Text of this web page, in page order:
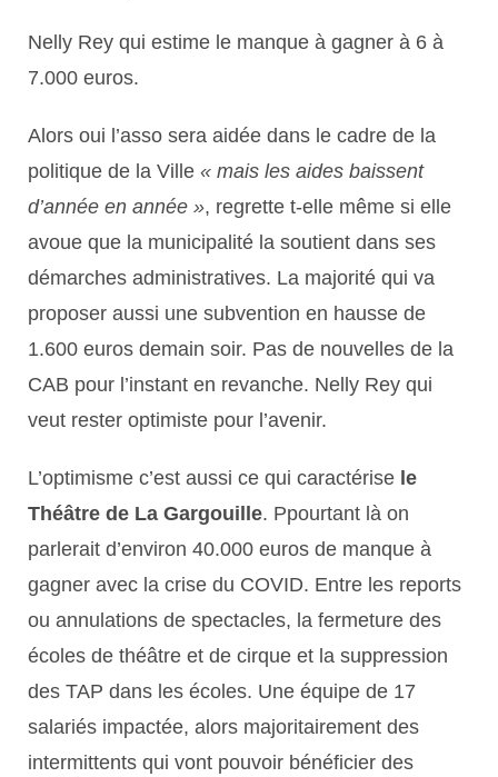
Nelly Rey qui estime le manque à gagner à 6 à
7.000 euros.
Alors oui l’asso sera aidée dans le cadre de la
politique de la Ville « mais les aides baissent
d’année en année », regrette t-elle même si elle
avoue que la municipalité la soutient dans ses
démarches administratives. La majorité qui va
proposer aussi une subvention en hausse de
1.600 euros demain soir. Pas de nouvelles de la
CAB pour l’instant en revanche. Nelly Rey qui
veut rester optimiste pour l’avenir.
L’optimisme c’est aussi ce qui caractérise le
Théâtre de La Gargouille. Ppourtant là on
parlerait d’environ 40.000 euros de manque à
gagner avec la crise du COVID. Entre les reports
ou annulations de spectacles, la fermeture des
écoles de théâtre et de cirque et la suppression
des TAP dans les écoles. Une équipe de 17
salariés impactée, alors majoritairement des
intermittents qui vont pouvoir bénéficier des